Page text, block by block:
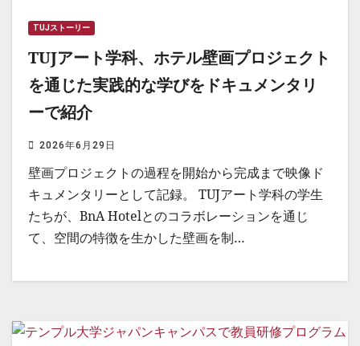
TUJストーリー
TUJアート学科、ホテル壁画プロジェクト
を通じた実践的な学びをドキュメンタリ
ーで紹介
2026年6月29日
壁画プロジェクトの過程を開始から完成まで映像ド
キュメンタリーとして記録。 TUJアート学科の学生
たちが、BnA Hotelとのコラボレーションを通じ
て、空間の特徴を生かした壁画を制…